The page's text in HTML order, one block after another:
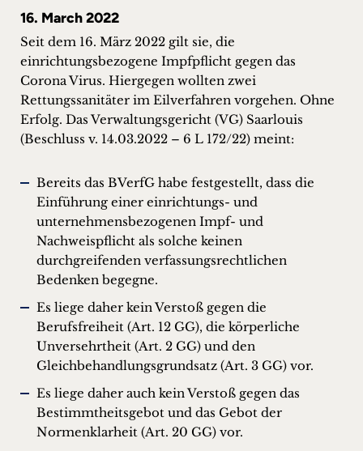
Podcasts
+
Team
Presseanfragen
Kontakt
16. March 2022
Seit dem 16. März 2022 gilt sie, die
einrichtungsbezogene Impfpflicht gegen das
Corona Virus. Hiergegen wollten zwei
Rettungssanitäter im Eilverfahren vorgehen. Ohne
Erfolg. Das Verwaltungsgericht (VG) Saarlouis
(Beschluss v. 14.03.2022 – 6 L 172/22) meint:
Bereits das BVerfG habe festgestellt, dass die
Einführung einer einrichtungs- und
unternehmensbezogenen Impf- und
Nachweispflicht als solche keinen
durchgreifenden verfassungsrechtlichen
Bedenken begegne.
Es liege daher kein Verstoß gegen die
Berufsfreiheit (Art. 12 GG), die körperliche
Unversehrtheit (Art. 2 GG) und den
Gleichbehandlungsgrundsatz (Art. 3 GG) vor.
Es liege daher auch kein Verstoß gegen das
Bestimmtheitsgebot und das Gebot der
Normenklarheit (Art. 20 GG) vor.